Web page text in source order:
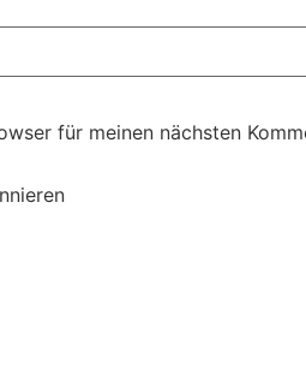
für meinen nächsten